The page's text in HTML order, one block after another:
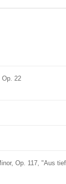
Op. 22
Op. 117, "Aus